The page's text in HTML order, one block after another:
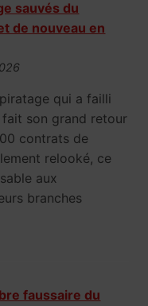
sauvés du
de nouveau en
qui a failli
son grand retour
contrats de
relooké, ce
aux
branches
faussaire du